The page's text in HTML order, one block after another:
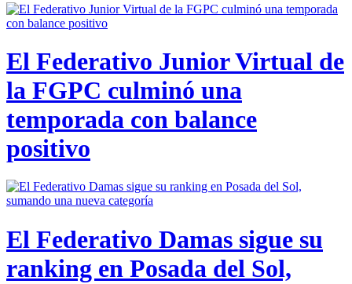
El Federativo Junior Virtual de
la FGPC culminó una
temporada con balance
positivo
El Federativo Damas sigue su
ranking en Posada del Sol,